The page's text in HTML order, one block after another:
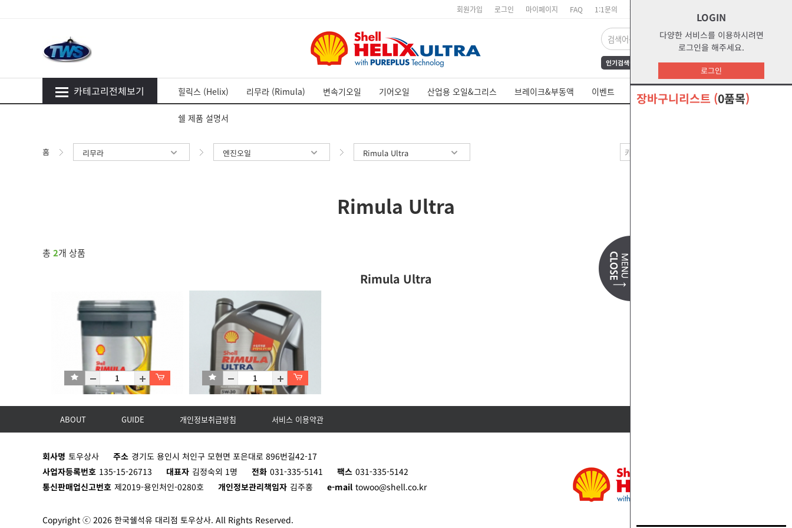
카테고리전체보기
LOGIN
다양한 서비스를 이용하시려면
로그인을 해주세요.
로그인
장바구니리스트 (0품목)
회원가입 로그인 마이페이지 FAQ 1:1문의 장바구니
인기검색어 FrAmE30 12
s1
water
부동액
s2g
glycol
오말라s2g
힐릭스 (Helix) 리무라 (Rimula) 변속기오일 기어오일 산업용 오일&그리스 브레이크&부동액 이벤트 쉘 제품 MSDS
쉘 제품 설명서
홈 리무라 엔진오일 Rimula Ultra
Rimula Ultra
총 2개 상품
Rimula Ultra
Rimula Ultra 5W-30 (CK-4)_1*20
P20L
Rimula Ultra 5W-30 /C4X4L
C4X4L
ABOUT GUIDE 개인정보취급방침 서비스 이용약관
회사명 토우상사 주소 경기도 용인시 처인구 모현면 포은대로 896번길42-17
사업자등록번호 135-15-26713 대표자 김정숙외 1명 전화 031-335-5141 팩스 031-335-5142
통신판매업신고번호 제2019-용인처인-0280호 개인정보관리책임자 김주홍 e-mail towoo@shell.co.kr
Copyright ⓒ 2026 한국쉘석유 대리점 토우상사. All Rights Reserved.